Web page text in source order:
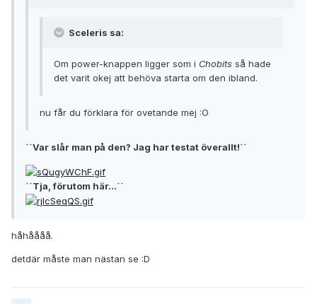
Sceleris sa:
Om power-knappen ligger som i Chobits så hade
det varit okej att behöva starta om den ibland.
nu får du förklara för ovetande mej :O
``Var slår man på den? Jag har testat överallt!´´
``Tja, förutom här...´´
håhåååå.
detdär måste man nästan se :D